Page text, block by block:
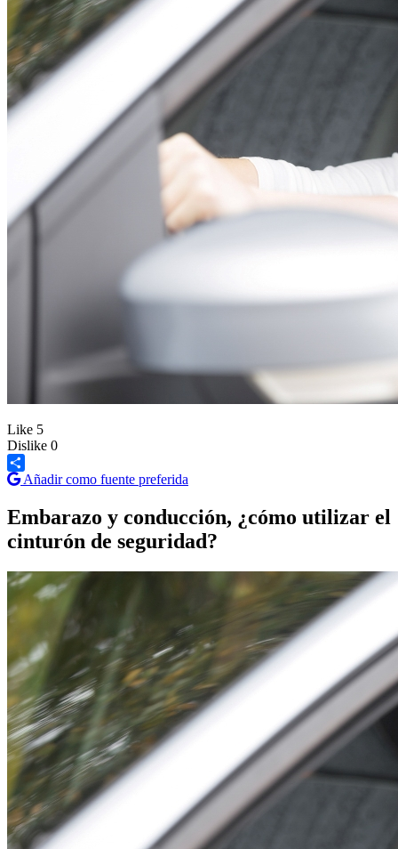
Like 5
Dislike 0
Share
Añadir como fuente preferida
Embarazo y conducción, ¿cómo utilizar el
cinturón de seguridad?